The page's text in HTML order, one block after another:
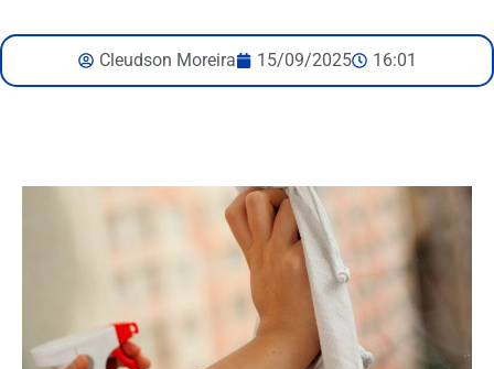
Cleudson Moreira 15/09/2025 16:01